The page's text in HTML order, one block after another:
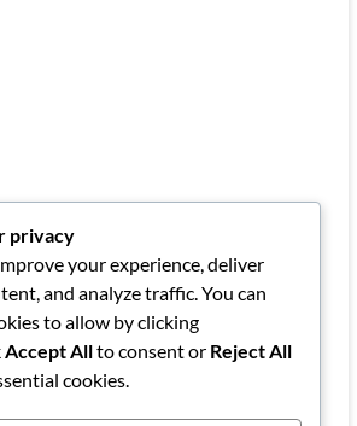
privacy
your experience, deliver
and analyze traffic. You can
to allow by clicking
Accept Allto consent or Reject All
cookies.